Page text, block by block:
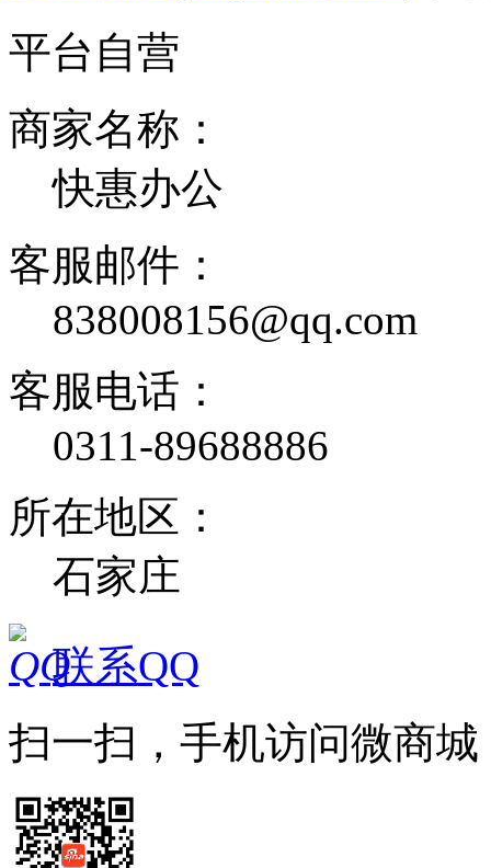
平台自营
商家名称：
快惠办公
客服邮件：
838008156@qq.com
客服电话：
0311-89688886
所在地区：
石家庄
联系QQ
扫一扫，手机访问微商城